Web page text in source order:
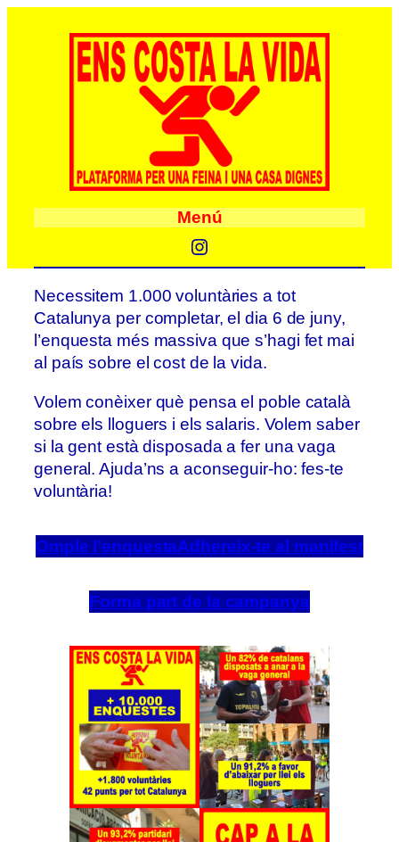
Menú
Instagram
Necessitem 1.000 voluntàries a tot
Catalunya per completar, el dia 6 de juny,
l’enquesta més massiva que s’hagi fet mai
al país sobre el cost de la vida.
Volem conèixer què pensa el poble català
sobre els lloguers i els salaris. Volem saber
si la gent està disposada a fer una vaga
general. Ajuda’ns a aconseguir-ho: fes-te
voluntària!
Omple l’enquestaAdhereix-te al manifest
Forma part de la campanya